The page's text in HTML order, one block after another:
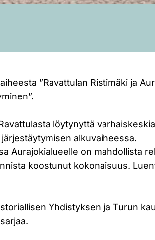
”Ravattulan Ristimäki ja
löytynyttä
alkuvaiheessa.
Aurajokialueelle on mahdollista
koostunut kokonaisuus.
Yhdistyksen ja Turun